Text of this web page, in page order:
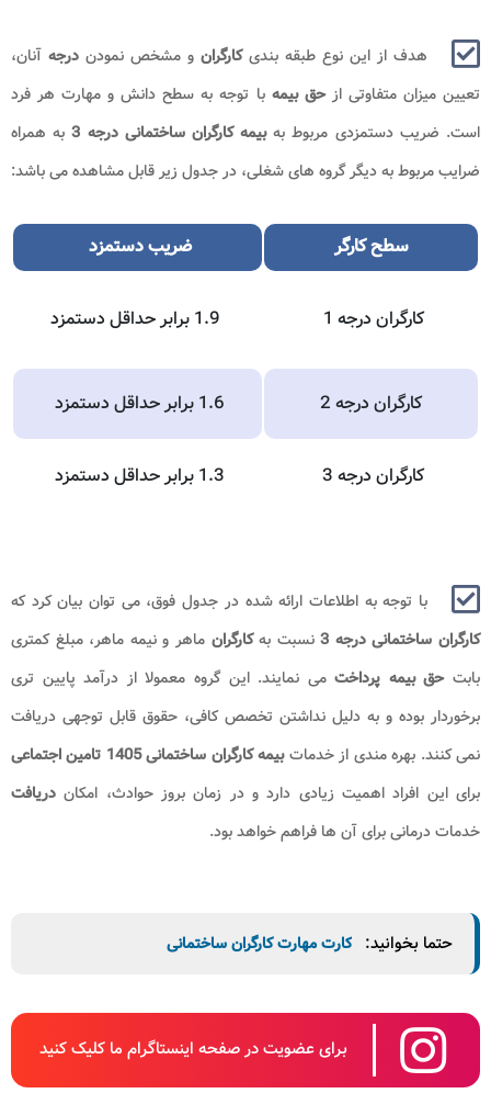
هدف از این نوع طبقه بندیکارگران و مشخص نمودن درجه آنان،
تعیین میزان متفاوتی از حق بیمه با توجه به سطح دانش و مهارت هر فرد
است. ضریب دستمزدی مربوط بهبیمه کارگران ساختمانی درجه 3​
به همراه
ضرایب مربوط به دیگر گروه های شغلی، در جدول زیر قابل مشاهده می باشد:
سطح کارگر ضریب دستمزد
کارگران درجه 1
کارگران درجه 2 1.6 برابر حداقل دستمزد
کارگران درجه 3 1.3 برابر حداقل دستمزد
با توجه به اطلاعات ارائه شده در جدول فوق، می توان بیان کرد که
کارگران ساختمانی درجه 3 نسبت بهکارگران ماهر و نیمه ماهر، مبلغ کمتری
بابتحق بیمه پرداختمی نمایند. این گروه معمولا از درآمد پایین تری
برخوردار بوده و به دلیل نداشتن تخصص کافی، حقوق قابل توجهی دریافت
نمی کنند. بهره مندی از خدماتبیمه کارگران ساختمانی 1405 تامین اجتماعی
برای این افراد اهمیت زیادی دارد و در زمان بروز حوادث، امکان دریافت
خدمات درمانی برای آن ها فراهم خواهد بود.
حتما بخوانید: کارت مهارت کارگران ساختمانی
برای عضویت در صفحه اینستاگرام ما کلیک کنید